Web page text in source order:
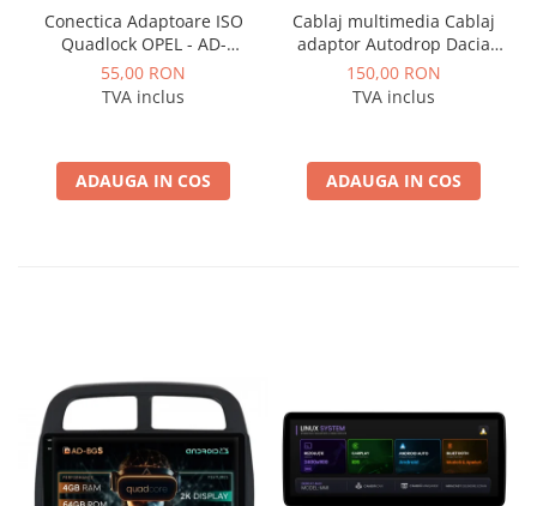
Conectica Adaptoare ISO
Quadlock OPEL - AD-
ISOOPEL
55,00 RON
TVA inclus
ADAUGA IN COS
Cablaj multimedia Cablaj
adaptor Autodrop Dacia
Logan / Sandero pentru
Navigatii multimedia
150,00 RON
TVA inclus
ADAUGA IN COS